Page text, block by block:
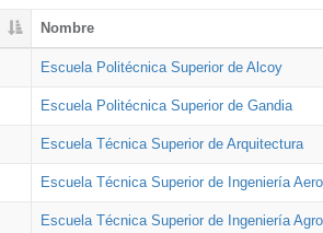
Nombre
Escuela Politécnica Superior de Alcoy
Escuela Politécnica Superior de Gandia
Escuela Técnica Superior de Arquitectura
Escuela Técnica Superior de Ingeniería
Escuela Técnica Superior de Ingeniería